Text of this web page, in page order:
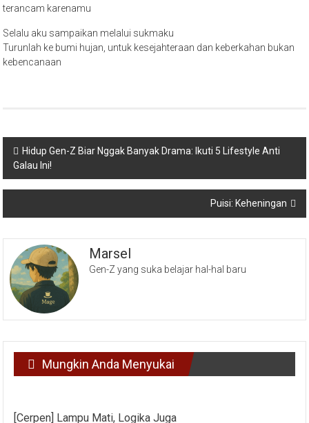
terancam karenamu
Selalu aku sampaikan melalui sukmaku
Turunlah ke bumi hujan, untuk kesejahteraan dan keberkahan bukan
kebencanaan
Navigasi
pos
Hidup Gen-Z Biar Nggak Banyak Drama: Ikuti 5 Lifestyle Anti
Galau Ini!
Puisi: Keheningan
Marsel
Gen-Z yang suka belajar hal-hal baru
Mungkin Anda Menyukai
[Cerpen] Lampu Mati, Logika Juga